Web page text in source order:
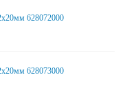
628072000
628073000